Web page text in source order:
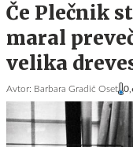
Če Plečnik
maral
velika
Avtor: Barbara Gradič Oset